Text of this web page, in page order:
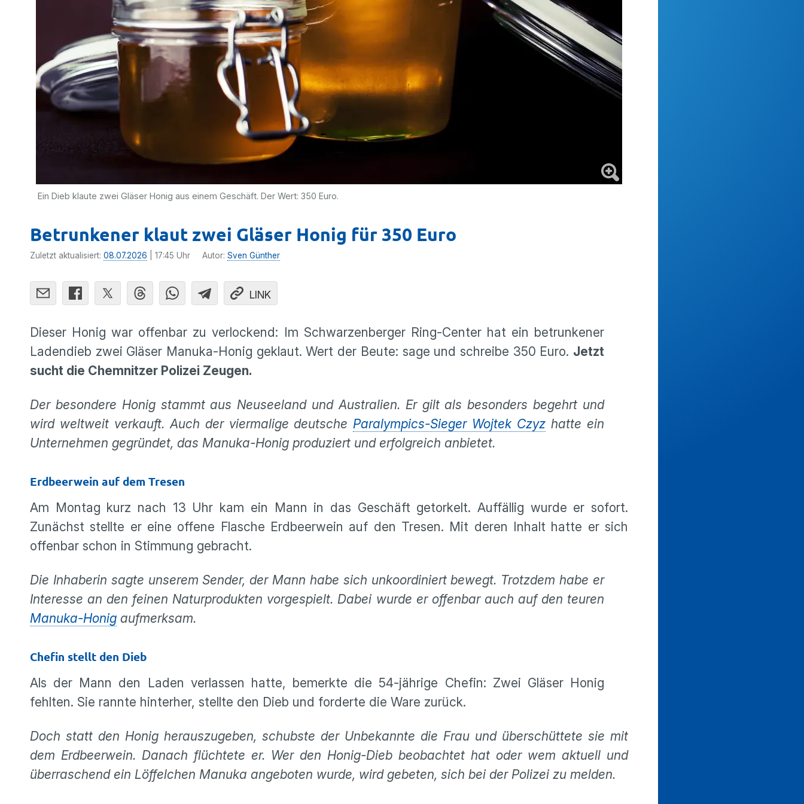
Ein Dieb klaute zwei Gläser Honig aus einem Geschäft. Der Wert: 350 Euro.
Betrunkener klaut zwei Gläser Honig für 350 Euro
Zuletzt aktualisiert: 08.07.2026 | 17:45 Uhr Autor: Sven Günther
LINK
Dieser Honig war offenbar zu verlockend: Im Schwarzenberger Ring-Center hat ein betrunkener
Ladendieb zwei Gläser Manuka-Honig geklaut. Wert der Beute: sage und schreibe 350 Euro. Jetzt
sucht die Chemnitzer Polizei Zeugen.
Der besondere Honig stammt aus Neuseeland und Australien. Er gilt als besonders begehrt und
wird weltweit verkauft. Auch der viermalige deutscheParalympics-Sieger Wojtek Czyz hatte ein
Unternehmen gegründet, das Manuka-Honig produziert und erfolgreich anbietet.
Erdbeerwein auf dem Tresen
Am Montag kurz nach 13 Uhr kam ein Mann in das Geschäft getorkelt. Auffällig wurde er sofort.
Zunächst stellte er eine offene Flasche Erdbeerwein auf den Tresen. Mit deren Inhalt hatte er sich
offenbar schon in Stimmung gebracht.
Die Inhaberin sagte unserem Sender, der Mann habe sich unkoordiniert bewegt. Trotzdem habe er
Interesse an den feinen Naturprodukten vorgespielt. Dabei wurde er offenbar auch auf den teuren
Manuka-Honig aufmerksam.
Chefin stellt den Dieb
Als der Mann den Laden verlassen hatte, bemerkte die 54-jährige Chefin: Zwei Gläser Honig
fehlten. Sie rannte hinterher, stellte den Dieb und forderte die Ware zurück.
Doch statt den Honig herauszugeben, schubste der Unbekannte die Frau und überschüttete sie mit
dem Erdbeerwein. Danach flüchtete er. Wer den Honig-Dieb beobachtet hat oder wem aktuell und
überraschend ein Löffelchen Manuka angeboten wurde, wird gebeten, sich bei der Polizei zu melden.